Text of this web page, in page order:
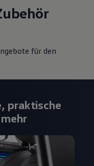
und Radio
für den
praktische